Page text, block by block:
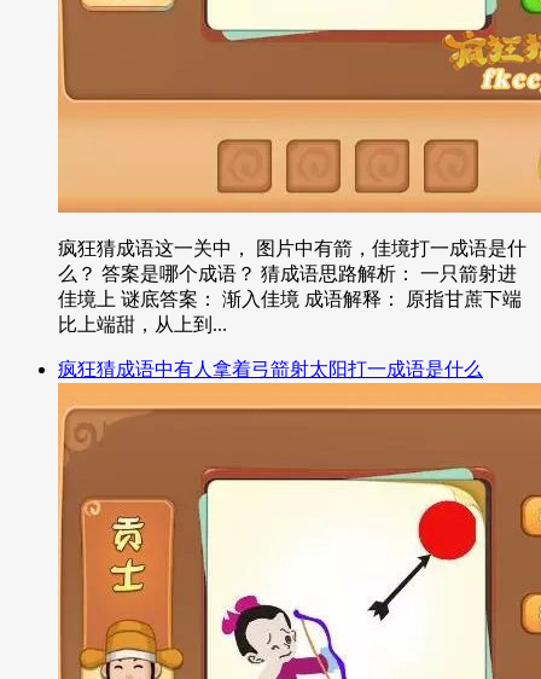
疯狂猜成语这一关中， 图片中有箭，佳境打一成语是什
么？ 答案是哪个成语？ 猜成语思路解析： 一只箭射进
佳境上 谜底答案： 渐入佳境 成语解释： 原指甘蔗下端
比上端甜，从上到...
疯狂猜成语中有人拿着弓箭射太阳打一成语是什么